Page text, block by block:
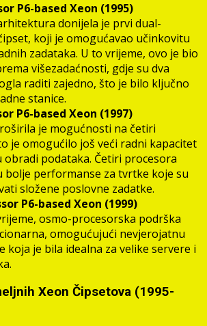
P6-based Xeon (1995)
donijela je prvi dual-
koji je omogućavao učinkovitu
zadataka. U to vrijeme, ovo je bio
višezadaćnosti, gdje su dva
raditi zajedno, što je bilo ključno
stanice.
P6-based Xeon (1997)
je mogućnosti na četiri
je omogućilo još veći radni kapacitet
obradi podataka. Četiri procesora
bolje performanse za tvrtke koje su
složene poslovne zadatke.
P6-based Xeon (1999)
osmo-procesorska podrška
omogućujući nevjerojatnu
koja je bila idealna za velike servere i
Xeon Čipsetova (1995-